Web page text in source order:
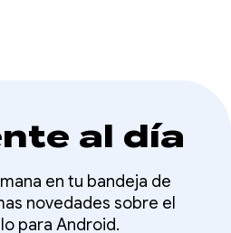
al día
en tu bandeja de
novedades sobre el
para Android.